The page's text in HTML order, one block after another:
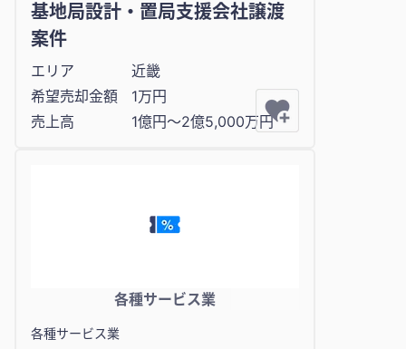
基地局設計・置局支援会社譲渡
案件
エリア
近畿
希望売却金額
1万円
売上高
1億円〜2億5,000万円
各種サービス業
各種サービス業